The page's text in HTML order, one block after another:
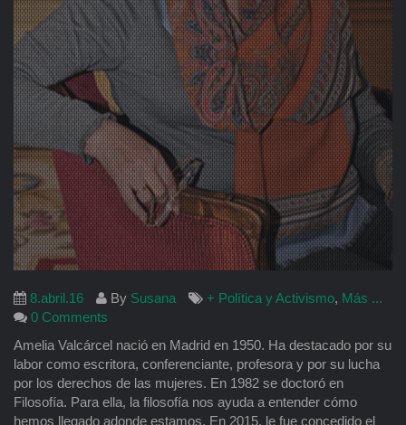
8.abril.16 By Susana + Política y Activismo, Más ...
0 Comments
Amelia Valcárcel nació en Madrid en 1950. Ha destacado por su
labor como escritora, conferenciante, profesora y por su lucha
por los derechos de las mujeres. En 1982 se doctoró en
Filosofía. Para ella, la filosofía nos ayuda a entender cómo
hemos llegado adonde estamos. En 2015, le fue concedido el